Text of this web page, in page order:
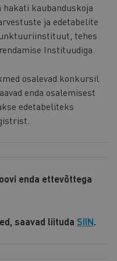
hakati kaubanduskoja
ja edetabelite
tehes
Instituudiga.
osalevad konkursil
enda osalemisest
edetabeliteks
enda ettevõttega
saavad liituda SIIN.